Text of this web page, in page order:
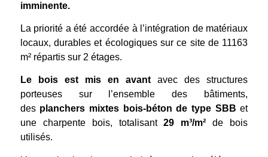
imminente.
La priorité a été accordée à l’intégration de matériaux
locaux, durables et écologiques sur ce site de 11163
m² répartis sur 2 étages.
Le bois est mis en avantavec des structures
porteuses sur l’ensemble des bâtiments,
des planchers mixtes bois-béton de type SBB et
une charpente bois, totalisant29 m³/m² de bois
utilisés.